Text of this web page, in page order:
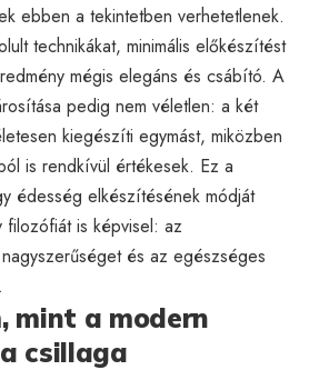
ebben a tekintetben verhetetlenek.
technikákat, minimális előkészítést
mégis elegáns és csábító. A
pedig nem véletlen: a két
kiegészíti egymást, miközben
is rendkívül értékesek. Ez a
édesség elkészítésének módját
filozófiát is képvisel: az
és az egészséges
mint a modern
csillaga